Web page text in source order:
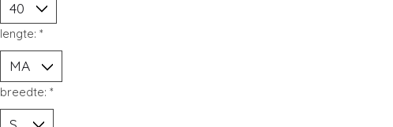
lengte: *
breedte: *